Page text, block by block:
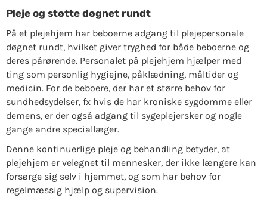
Pleje og støtte døgnet rundt
På et plejehjem har beboerne adgang til plejepersonale
døgnet rundt, hvilket giver tryghed for både beboerne og
deres pårørende. Personalet på plejehjem hjælper med
ting som personlig hygiejne, påklædning, måltider og
medicin. For de beboere, der har et større behov for
sundhedsydelser, fx hvis de har kroniske sygdomme eller
demens, er der også adgang til sygeplejersker og nogle
gange andre speciallæger.
Denne kontinuerlige pleje og behandling betyder, at
plejehjem er velegnet til mennesker, der ikke længere kan
forsørge sig selv i hjemmet, og som har behov for
regelmæssig hjælp og supervision.